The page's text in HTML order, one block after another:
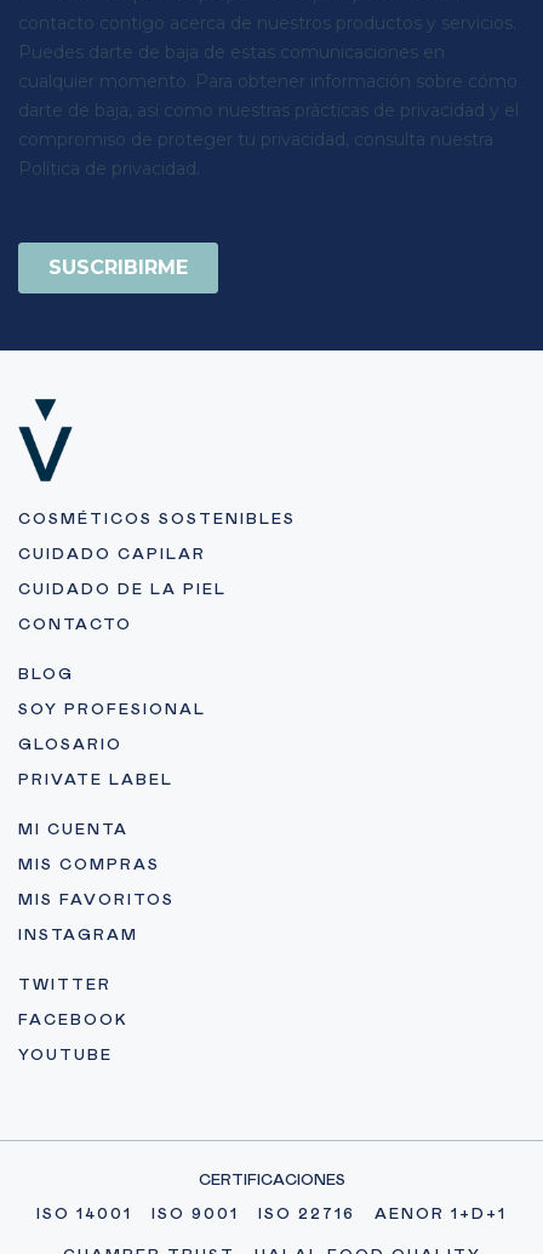
COSMÉTICOS SOSTENIBLES
CUIDADO CAPILAR
CUIDADO DE LA PIEL
CONTACTO
BLOG
SOY PROFESIONAL
GLOSARIO
PRIVATE LABEL
MI CUENTA
MIS COMPRAS
MIS FAVORITOS
INSTAGRAM
TWITTER
FACEBOOK
YOUTUBE
CERTIFICACIONES
ISO 14001 ISO 9001 ISO 22716 AENOR 1+D+1